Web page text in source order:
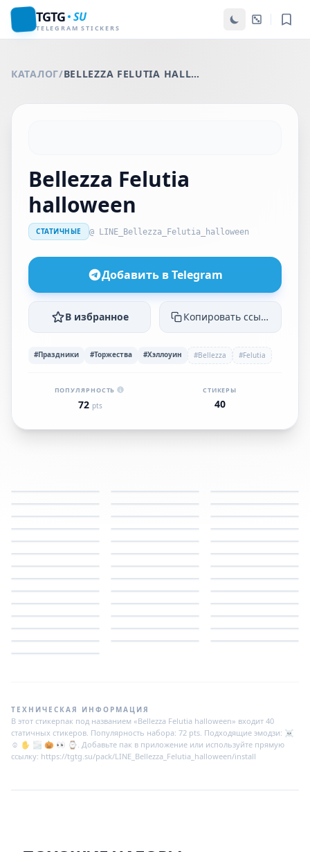
TGTG SU
TELEGRAM STICKERS
КАТАЛОГ/ BELLEZZA FELUTIA HALLOWEEN
Bellezza Felutia
halloween
СТАТИЧНЫЕ @ LINE_Bellezza_Felutia_halloween
Добавить в Telegram
В избранное Копировать ссылку
#Праздники #Торжества #Хэллоуин #Bellezza #Felutia
ПОПУЛЯРНОСТЬ
72 pts
СТИКЕРЫ
40
ТЕХНИЧЕСКАЯ ИНФОРМАЦИЯ
В этот стикерпак под названием «Bellezza Felutia halloween» входит 40
статичных стикеров. Популярность набора: 72 pts. Подходящие эмодзи: ☠️
☺️ ✋ 🌫️ 🎃 👀 ⌚. Добавьте пак в приложение или используйте прямую
ссылку: https://tgtg.su/pack/LINE_Bellezza_Felutia_halloween/install